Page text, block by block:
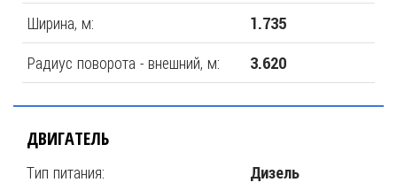
Ширина, м: 1.735
Радиус поворота - внешний, м: 3.620
ДВИГАТЕЛЬ
Тип питания: Дизель